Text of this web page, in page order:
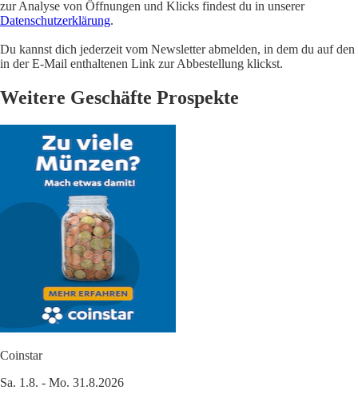
zur Analyse von Öffnungen und Klicks findest du in unserer
Datenschutzerklärung.
Du kannst dich jederzeit vom Newsletter abmelden, in dem du auf den
in der E-Mail enthaltenen Link zur Abbestellung klickst.
Weitere Geschäfte Prospekte
Coinstar
Sa. 1.8. - Mo. 31.8.2026